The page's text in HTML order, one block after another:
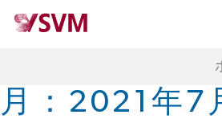
月： 2021年7